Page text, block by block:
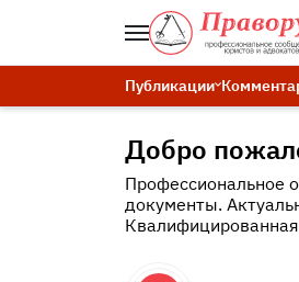
Публикации
Добро
Профессиональное
документы.